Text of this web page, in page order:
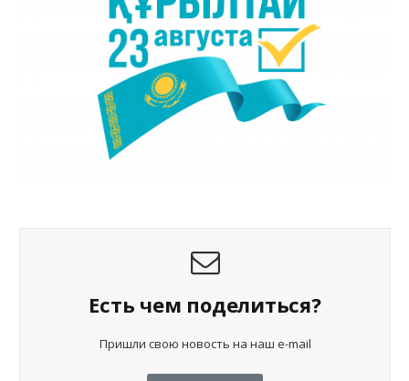
Есть чем поделиться?
Пришли свою новость на наш e-mail